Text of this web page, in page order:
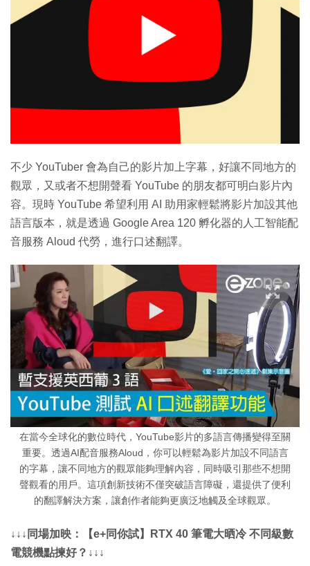
不少 YouTuber 會為自己的影片加上字幕，好讓不同地方的
觀眾，又或者不想開聲看 YouTube 的朋友都可明白影片內
容。現時 YouTube 希望利用 AI 助用家輕鬆將影片加設其他
語言版本，就是透過 Google Area 120 孵化器的人工智能配
音服務 Aloud 代勞，進行口述翻譯。
在當今全球化的數位時代，YouTube影片的多語言傳播變得至關
重要。透過AI配音服務Aloud，你可以輕鬆為影片加設不同語言
的字幕，讓不同地方的觀眾能夠理解內容，同時吸引那些不想開
聲觀看的用戶。這項創新技術不僅突破語言障礙，還提供了便利
的翻譯解決方案，讓創作者能夠更廣泛地觸及全球觀眾。
↓↓↓同場加映：【e+同你試】RTX 40 筆電大晒冷 不同級數
電競機點揀好？↓↓↓